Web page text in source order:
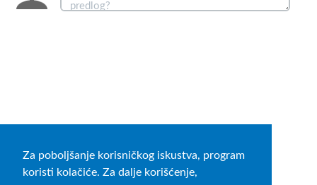
Za poboljšanje korisničkog iskustva, program
koristi kolačiće. Za dalje korišćenje,